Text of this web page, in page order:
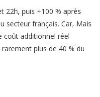
22h, puis +100 % après
secteur français. Car, Mais
coût additionnel réel
plus de 40 % du